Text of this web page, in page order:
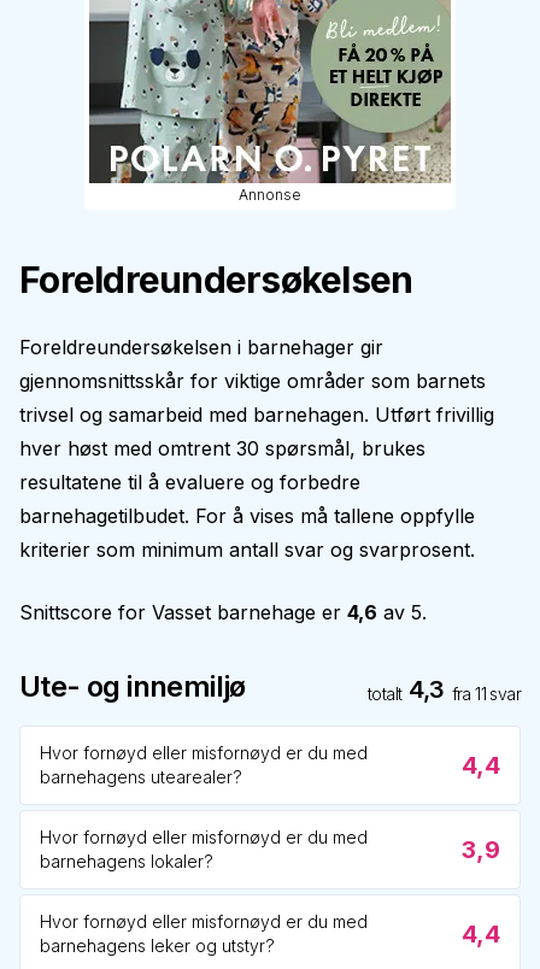
Annonse
Foreldreundersøkelsen
Foreldreundersøkelsen i barnehager gir
gjennomsnittsskår for viktige områder som barnets
trivsel og samarbeid med barnehagen. Utført frivillig
hver høst med omtrent 30 spørsmål, brukes
resultatene til å evaluere og forbedre
barnehagetilbudet. For å vises må tallene oppfylle
kriterier som minimum antall svar og svarprosent.
Snittscore for Vasset barnehage er 4,6 av 5.
Ute- og innemiljø totalt 4,3 fra11 svar
Hvor fornøyd eller misfornøyd er du med
barnehagens utearealer?
4,4
Hvor fornøyd eller misfornøyd er du med
barnehagens lokaler?
3,9
Hvor fornøyd eller misfornøyd er du med
barnehagens leker og utstyr?
4,4